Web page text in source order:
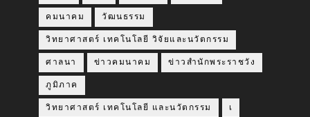
คมนาคม วัฒนธรรม
วิทยาศาสตร์ เทคโนโลยี วิจัยและนวัตกรรม
ศาลนา ข่าวคมนาคม ข่าวสำนักพระราชวัง
ภูมิภาค
วิทยาศาสตร์ เทคโนโลยี และนวัตกรรม เ